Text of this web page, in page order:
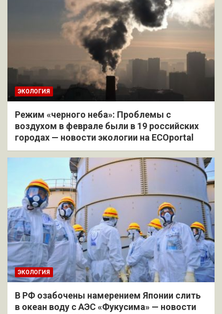
ЭКОЛОГИЯ
Режим «черного неба»: Проблемы с
воздухом в феврале были в 19 российских
городах — новости экологии на ECOportal
ЭКОЛОГИЯ
В РФ озабочены намерением Японии слить
в океан воду с АЭС «Фукусима» — новости